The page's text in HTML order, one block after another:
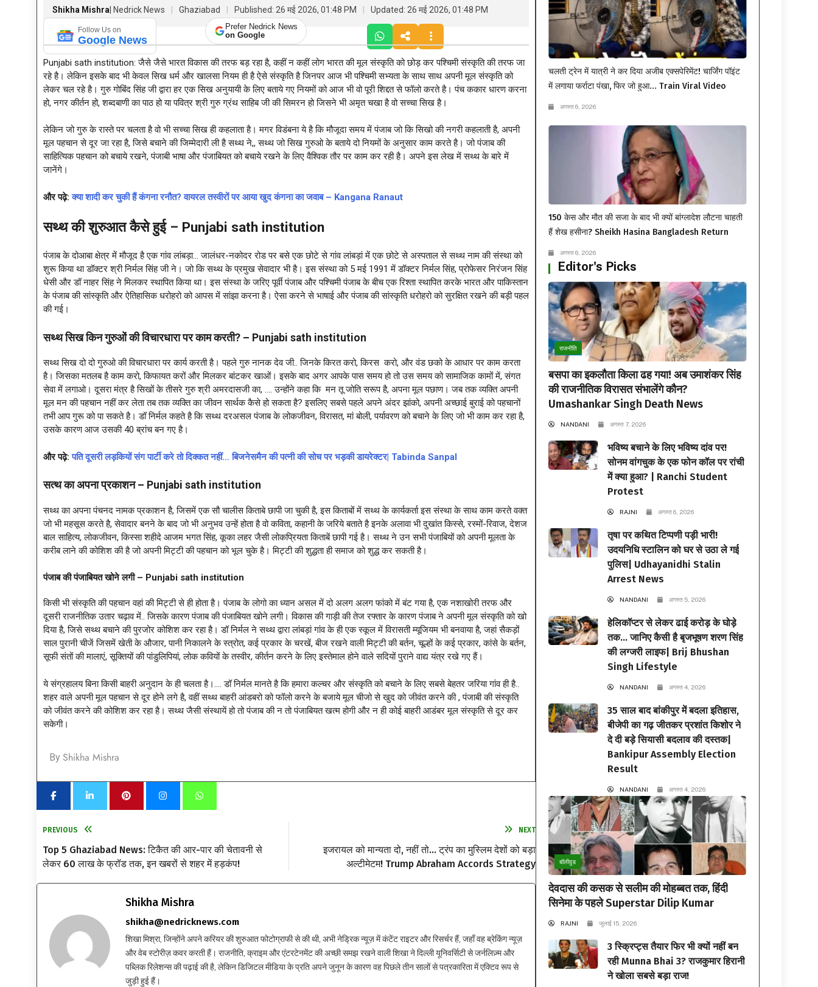
Shikha Mishra | Nedrick News Ghaziabad Published: 26 मई 2026, 01:48 PM Updated: 26 मई 2026, 01:48 PM
Follow Us on
Google News
Prefer Nedrick News
on Google
Punjabi sath institution: जैसे जैसे भारत विकास की तरफ बड़ रहा है, कहीं न कहीं लोग भारत की मूल संस्कृति को छोड़ कर पश्चिमी संस्कृति की तरफ जा
रहे है। लेकिन इसके बाद भी केवल सिख धर्म और खालसा नियम ही है ऐसे संस्कृति है जिनपर आज भी पश्चिमी सभ्यता के साथ साथ अपनी मूल संस्कृति को
लेकर चल रहे है। गुरु गोबिंद सिंह जी द्वारा हर एक सिख अनुयायी के लिए बताये गए नियमों को आज भी वो पूरी शिद्दत से फॉलो करते है। पंच ककार धारण करना
हो, नगर कीर्तन हो, शब्दबाणी का पाठ हो या पवित्र श्री गुरु ग्रंथ साहिब जी की सिमरन हो जिसने भी अमृत चखा है वो सच्चा सिख है।
लेकिन जो गुरु के रास्ते पर चलता है वो भी सच्चा सिख ही कहलाता है। मगर विडंबना ये है कि मौजूदा समय में पंजाब जो कि सिखो की नगरी कहलाती है, अपनी
मूल पहचान से दूर जा रहा है, जिसे बचाने की जिम्मेदारी ली है सथ्थ ने,, सथ्थ जो सिख गुरुओ के बताये दो नियमों के अनुसार काम करते है। जो पंजाब की
साहित्यिक पहचान को बचाये रखने, पंजाबी भाषा और पंजाबियत को बचाये रखने के लिए वैश्विक तौर पर काम कर रही है। अपने इस लेख में सथ्थ के बारे में
जानेंगे।
और पढ़े:क्या शादी कर चुकी हैं कंगना रनौत? वायरल तस्वीरों पर आया खुद कंगना का जवाब – Kangana Ranaut
सथ्थ की शुरुआत कैसे हुई – Punjabi sath institution
पंजाब के दोआबा क्षेत्र में मौजूद है एक गांव लांबड़ा… जालंधर-नकोदर रोड पर बसे एक छोटे से गांव लांबड़ां में एक छोटे से अस्पताल से सथ्थ नाम की संस्था को
शुरू किया था डॉक्टर श्री निर्मल सिंह जी ने। जो कि सथ्थ के प्रमुख सेवादार भी है। इस संस्था को 5 मई 1991 में डॉक्टर निर्मल सिंह, प्रोफेसर निरंजन सिंह
धेसी और डॉ नाहर सिंह ने मिलकर स्थापित किया था। इस संस्था के जरिए पूर्वी पंजाब और पश्चिमी पंजाब के बीच एक रिश्ता स्थापित करके भारत और पाकिस्तान
के पंजाब की सांस्कृति और ऐतिहासिक धरोहरो को आपस में सांझा करना है। ऐसा करने से भाषाई और पंजाब की सांस्कृति धरोहरो को सुरक्षित रखने की बड़ी पहल
की गई।
सथ्थ सिख किन गुरुओं की विचारधारा पर काम करती? – Punjabi sath institution
सथ्थ सिख दो दो गुरुओ की विचारधारा पर कार्य करती है। पहले गुरु नानक देव जी.. जिनके किरत करो, किरस करो, और वंड छको के आधार पर काम करता
है। जिसका मतलब है काम करो, किफायत करों और मिलकर बांटकर खाओं। इसके बाद अगर आपके पास समय हो तो उस समय को सामाजिक कामों में, संगत
सेवा में लगाओ। दूसरा मंत्र है सिखों के तीसरे गुरु श्री अमरदासजी का, …. उन्होंने कहा कि मन तू जोति सरूप है, अपना मूल पछाण। जब तक व्यक्ति अपनी
मूल मन की पहचान नहीं कर लेता तब तक व्यक्ति का जीवन सार्थक कैसे हो सकता है? इसलिए सबसे पहले अपने अंदर झांको, अपनी अच्छाई बुराई को पहचानों
तभी आप गुरू को पा सकते है। डॉ निर्मल कहते है कि सथ्थ दरअसल पंजाब के लोकजीवन, विरासत, मां बोली, पर्यावरण को बचाने के लिए जो भी काम कर रहा है,
उसके कारण आज उसकी 40 ब्रांच बन गए है।
और पढ़े:पति दूसरी लड़कियों संग पार्टी करे तो दिक्कत नहीं… बिजनेसमैन की पत्नी की सोच पर भड़की डायरेक्टर| Tabinda Sanpal
सत्थ का अपना प्रकाशन – Punjabi sath institution
सथ्थ का अपना पंचनद नामक प्रकाशन है, जिसमें एक सौ चालीस किताबे छापी जा चुकी है, इस किताबों में सथ्थ के कार्यकर्ता इस संस्था के साथ काम करते वक्त
जो भी महसूस करते है, सेवादार बनने के बाद जो भी अनुभव उन्हें होता है वो कविता, कहानी के जरिये बताते है इनके अलावा भी दुखांत किस्से, रस्मों-रिवाज, देशज
बाल साहित्य, लोकजीवन, किस्सा शहीदे आजम भगत सिंह, कूका लहर जैसी लोकप्रियता किताबें छापी गई है। सथ्थ ने उन सभी पंजाबियों को अपनी मूलता के
करीब लाने की कोशिश की है जो अपनी मिट्टी की पहचान को भूल चुके है। मिट्टी की शुद्धता ही समाज को शुद्ध कर सकती है।
पंजाब की पंजाबियत खोने लगी – Punjabi sath institution
किसी भी संस्कृति की पहचान वहां की मिट्टी से ही होता है। पंजाब के लोगो का ध्यान असल में दो अलग अलग फांको में बंट गया है, एक नशाखोरी तरफ और
दूसरी राजनीतिक उतार चढ़ाव में.. जिसके कारण पंजाब की पंजाबियत खोने लगी। विकास की गाड़ी की तेज रफ्तार के कारण पंजाब ने अपनी मूल संस्कृति को खो
दिया है, जिसे सथ्थ बचाने की पुरजोर कोशिश कर रहा है। डॉ निर्मल ने सथ्थ द्वारा लांबड़ां गांव के ही एक स्कूल में विरासती म्यूजियम भी बनवाया है, जहां सैकड़ों
साल पुरानी चीजें जिसमें खेती के औजार, पानी निकालने के स्त्रोत, कई प्रकार के चरखें, बीज रखने वाली मिट्टी की बर्तन, चूल्हों के कई प्रकार, कांसे के बर्तन,
सूफी संतों की मालाएं, सूक्तियों की पांडुलिपियां, लोक कवियों के तस्वीर, कीर्तन करने के लिए इस्तेमाल होने वाले सदियों पुराने वाद्य यंत्र रखे गए हैं।
ये संग्रहालय बिना किसी बाहरी अनुदान के ही चलता है।…. डॉ निर्मल मानते है कि हमारा कल्चर और संस्कृति को बचाने के लिए सबसे बेहतर जरिया गांव ही है..
शहर वाले अपनी मूल पहचान से दूर होने लगे है, वहीं सथ्थ बाहरी आंडबरो को फॉलो करने के बजाये मूल चीजो से खुद को जीवंत करने की , पंजाबी की संस्कृति
को जीवंत करने की कोशिश कर रहा है। सथ्थ जैसी संस्थायें हो तो पंजाब की न तो पंजाबियत खत्म होगी और न ही कोई बाहरी आडंबर मूल संस्कृति से दूर कर
सकेगी।
By Shikha Mishra
PREVIOUS
Top 5 Ghaziabad News: टिकैत की आर-पार की चेतावनी से
लेकर 60 लाख के फ्रॉड तक, इन खबरों से शहर में हड़कंप!
NEXT
इजरायल को मान्यता दो, नहीं तो… ट्रंप का मुस्लिम देशों को बड़ा
अल्टीमेटम! Trump Abraham Accords Strategy
Shikha Mishra
shikha@nedricknews.com
शिखा मिश्रा, जिन्होंने अपने करियर की शुरुआत फोटोग्राफी से की थी, अभी नेड्रिक न्यूज़ में कंटेंट राइटर और रिसर्चर हैं, जहाँ वह ब्रेकिंग न्यूज़
और वेब स्टोरीज़ कवर करती हैं। राजनीति, क्राइम और एंटरटेनमेंट की अच्छी समझ रखने वाली शिखा ने दिल्ली यूनिवर्सिटी से जर्नलिज़्म और
पब्लिक रिलेशन्स की पढ़ाई की है, लेकिन डिजिटल मीडिया के प्रति अपने जुनून के कारण वह पिछले तीन सालों से पत्रकारिता में एक्टिव रूप से
जुड़ी हुई हैं।
चलती ट्रेन में यात्री ने कर दिया अजीब एक्सपेरिमेंट! चार्जिंग पॉइंट
में लगाया फर्राटा पंखा, फिर जो हुआ… Train Viral Video
अगस्त 6, 2026
150 केस और मौत की सजा के बाद भी क्यों बांग्लादेश लौटना चाहती
हैं शेख हसीना? Sheikh Hasina Bangladesh Return
अगस्त 6, 2026
Editor's Picks
राजनीति
बसपा का इकलौता किला ढह गया! अब उमाशंकर सिंह
की राजनीतिक विरासत संभालेंगे कौन?
Umashankar Singh Death News
NANDANI अगस्त 7, 2026
भविष्य बचाने के लिए भविष्य दांव पर!
सोनम वांगचुक के एक फोन कॉल पर रांची
में क्या हुआ? | Ranchi Student
Protest
RAJNI अगस्त 6, 2026
तृषा पर कथित टिप्पणी पड़ी भारी!
उदयनिधि स्टालिन को घर से उठा ले गई
पुलिस| Udhayanidhi Stalin
Arrest News
NANDANI अगस्त 5, 2026
हेलिकॉप्टर से लेकर ढाई करोड़ के घोड़े
तक… जानिए कैसी है बृजभूषण शरण सिंह
की लग्जरी लाइफ| Brij Bhushan
Singh Lifestyle
NANDANI अगस्त 4, 2026
35 साल बाद बांकीपुर में बदला इतिहास,
बीजेपी का गढ़ जीतकर प्रशांत किशोर ने
दे दी बड़े सियासी बदलाव की दस्तक|
Bankipur Assembly Election
Result
NANDANI अगस्त 4, 2026
बॉलीवुड
देवदास की कसक से सलीम की मोहब्बत तक, हिंदी
सिनेमा के पहले Superstar Dilip Kumar
RAJNI जुलाई 15, 2026
3 स्क्रिप्ट्स तैयार फिर भी क्यों नहीं बन
रही Munna Bhai 3? राजकुमार हिरानी
ने खोला सबसे बड़ा राज!